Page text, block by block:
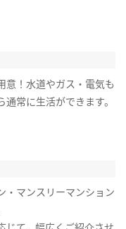
意！水道やガス・電気も
常に生活ができます。
・マンスリーマンション